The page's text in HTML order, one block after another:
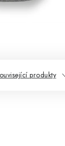
produkty